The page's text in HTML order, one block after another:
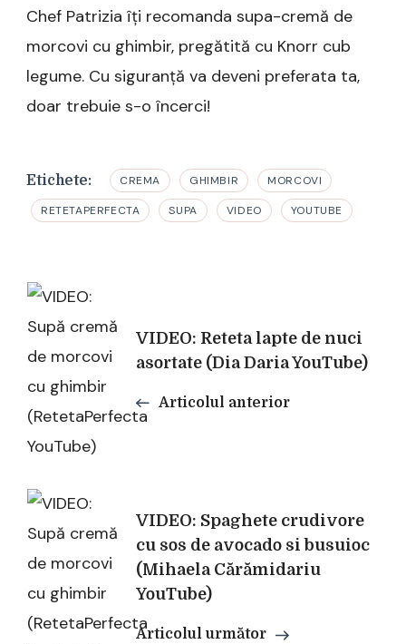
Chef Patrizia îți recomanda supa-cremă de
morcovi cu ghimbir, pregătită cu Knorr cub
legume. Cu siguranță va deveni preferata ta,
doar trebuie s-o încerci!
Etichete: CREMA GHIMBIR MORCOVI
RETETAPERFECTA SUPA VIDEO YOUTUBE
Navigare
în
articole
VIDEO: Reteta lapte de nuci
asortate (Dia Daria YouTube)
Articolul anterior
VIDEO: Spaghete crudivore
cu sos de avocado si busuioc
(Mihaela Cărămidariu
YouTube)
Articolul următor